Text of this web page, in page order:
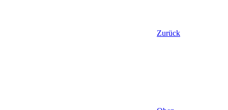
Zurück